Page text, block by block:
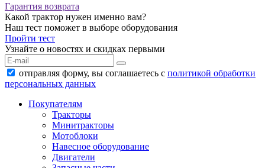
Гарантия возврата
Какой трактор нужен именно вам?
Наш тест поможет в выборе оборудования
Пройти тест
Узнайте о новостях и скидках первыми
отправляя форму, вы соглашаетесь с политикой обработки
персональных данных
Покупателям
Тракторы
Минитракторы
Мотоблоки
Навесное оборудование
Двигатели